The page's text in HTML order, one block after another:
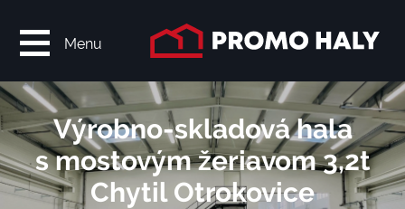
Výrobno-skladová hala
s mostovým žeriavom 3,2t
Chytil Otrokovice
Menu